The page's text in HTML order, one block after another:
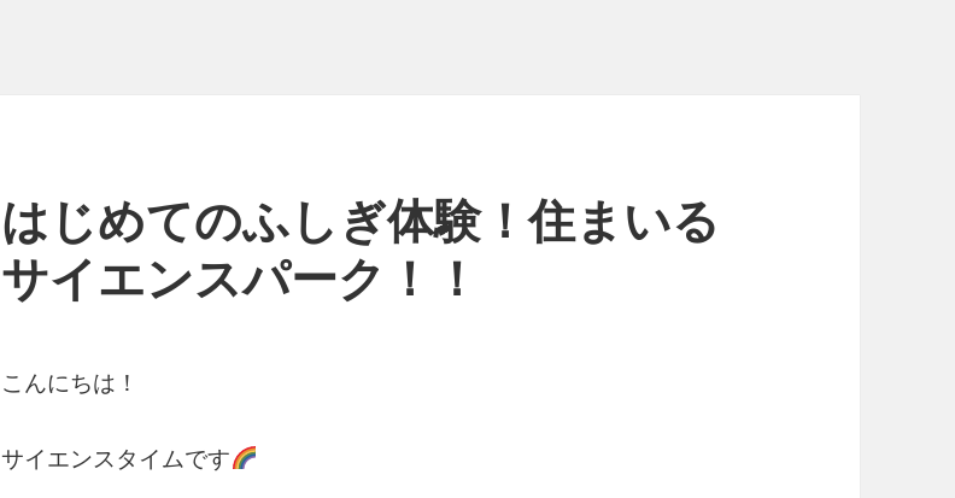
はじめてのふしぎ体験！住まいる
サイエンスパーク！！
こんにちは！
サイエンスタイムです